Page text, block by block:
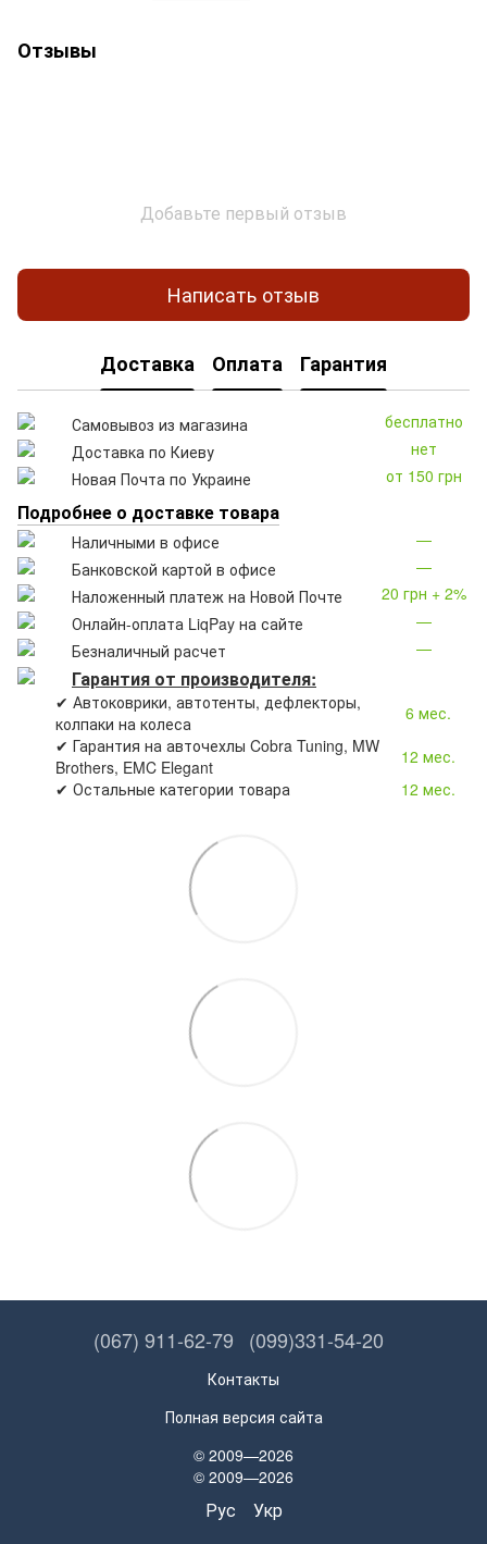
Отзывы
Добавьте первый отзыв
Написать отзыв
Доставка Оплата Гарантия
Самовывоз из магазина
бесплатно
Доставка по Киеву
нет
Новая Почта по Украине
от 150 грн
Подробнее о доставке товара
Наличными в офисе
—
Банковской картой в офисе
—
Наложенный платеж на Новой Почте
20 грн + 2%
Онлайн-оплата LiqPay на сайте
—
Безналичный расчет
—
Гарантия от производителя:
✔ Автоковрики, автотенты, дефлекторы,
колпаки на колеса
6 мес.
✔ Гарантия на авточехлы Cobra Tuning, MW
Brothers, EMC Elegant
12 мес.
✔ Остальные категории товара
12 мес.
(067) 911-62-79 (099)331-54-20
Контакты
Полная версия сайта
© 2009—2026
© 2009—2026
Рус Укр